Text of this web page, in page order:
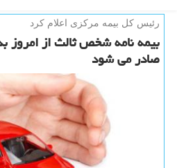
رئیس كل بیمه مركزی اعلام كرد
بیمه نامه شخص ثالث از
صادر می شود